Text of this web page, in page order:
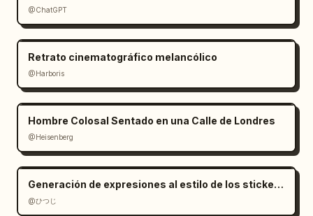
@ChatGPT
Retrato cinematográfico melancólico
@Harboris
Hombre Colosal Sentado en una Calle de Londres
@Heisenberg
Generación de expresiones al estilo de los stickers de LINE
@ひつじ